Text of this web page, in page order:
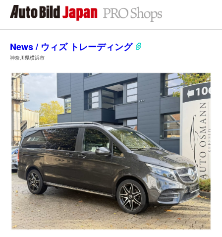
News / ウィズ トレーディング
神奈川県横浜市